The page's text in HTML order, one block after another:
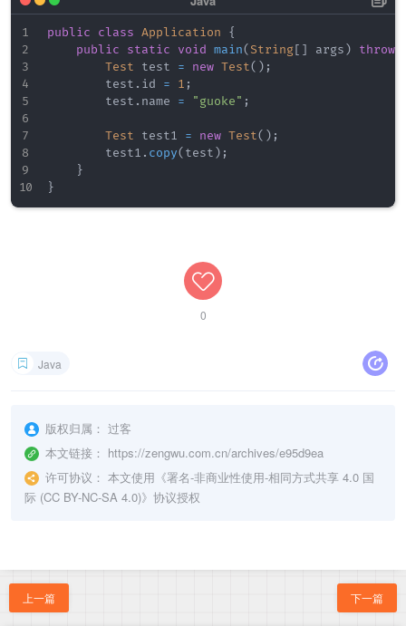
public class Application
{
public
static void main( String[ ] args )
throws
Test test = new Test( ) ;
        test
. id = 1 ;
        test
. name = "guoke" ;
Test test1 = new Test( ) ;
        test1
. copy( test ) ;
}
}
0
Java
版权归属： 过客
本文链接： https://zengwu.com.cn/archives/e95d9ea
许可协议： 本文使用《署名-非商业性使用-相同方式共享 4.0 国
际 (CC BY-NC-SA 4.0)》协议授权
上一篇 下一篇